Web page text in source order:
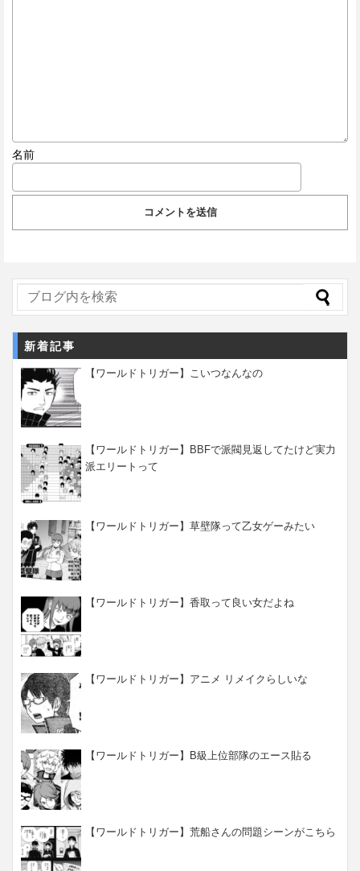
名前
新着記事
【ワールドトリガー】こいつなんなの
【ワールドトリガー】BBFで派閥見返してたけど実力
派エリートって
【ワールドトリガー】草壁隊って乙女ゲーみたい
【ワールドトリガー】香取って良い女だよね
【ワールドトリガー】アニメ リメイクらしいな
【ワールドトリガー】B級上位部隊のエース貼る
【ワールドトリガー】荒船さんの問題シーンがこちら